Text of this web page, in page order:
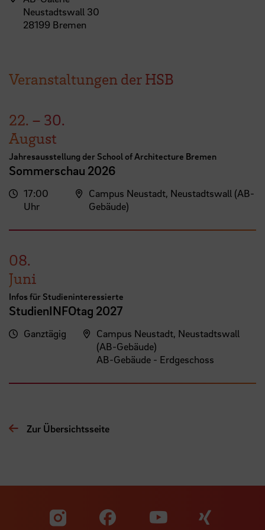
Neustadtswall 30
28199 Bremen
Veranstaltungen der HSB
22. – 30.
August
Jahresausstellung der School of Architecture Bremen
Sommerschau 2026
17:00
Uhr
Campus Neustadt, Neustadtswall (AB-
Gebäude)
08.
Juni
Infos für Studieninteressierte
StudienINFOtag 2027
Ganztägig
Campus Neustadt, Neustadtswall
(AB-Gebäude)
AB-Gebäude - Erdgeschoss
Zur Übersichtsseite
Zu unserer Facebook
Zu